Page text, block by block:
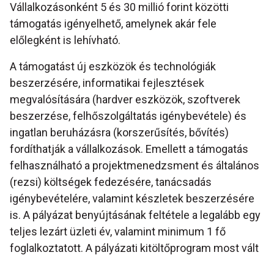
Vállalkozásonként 5 és 30 millió forint közötti
támogatás igényelhető, amelynek akár fele
előlegként is lehívható.
A támogatást új eszközök és technológiák
beszerzésére, informatikai fejlesztések
megvalósítására (hardver eszközök, szoftverek
beszerzése, felhőszolgáltatás igénybevétele) és
ingatlan beruházásra (korszerűsítés, bővítés)
fordíthatják a vállalkozások. Emellett a támogatás
felhasználható a projektmenedzsment és általános
(rezsi) költségek fedezésére, tanácsadás
igénybevételére, valamint készletek beszerzésére
is. A pályázat benyújtásának feltétele a legalább egy
teljes lezárt üzleti év, valamint minimum 1 fő
foglalkoztatott. A pályázati kitöltőprogram most vált